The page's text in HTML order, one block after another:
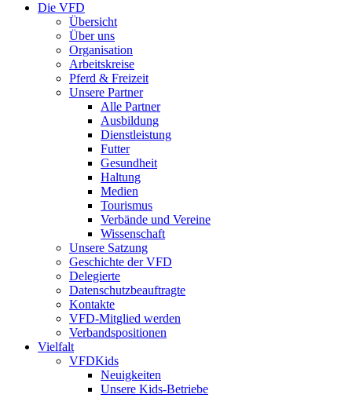
Die VFD
Übersicht
Über uns
Organisation
Arbeitskreise
Pferd & Freizeit
Unsere Partner
Alle Partner
Ausbildung
Dienstleistung
Futter
Gesundheit
Haltung
Medien
Tourismus
Verbände und Vereine
Wissenschaft
Unsere Satzung
Geschichte der VFD
Delegierte
Datenschutzbeauftragte
Kontakte
VFD-Mitglied werden
Verbandspositionen
Vielfalt
VFDKids
Neuigkeiten
Unsere Kids-Betriebe